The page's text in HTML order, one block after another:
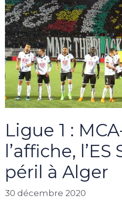
Ligue 1 :
l’affiche, l’ES
péril à Alger
30 décembre 2020